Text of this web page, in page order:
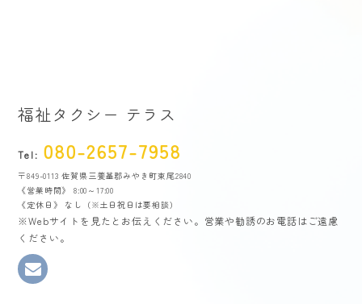
福祉タクシー テラス
Tel: 080-2657-7958
〒849-0113 佐賀県三養基郡みやき町東尾2840
《営業時間》 8:00～17:00
《定休日》 なし（※土日祝日は要相談）
※Webサイトを見たとお伝えください。営業や勧誘のお電話はご遠慮
ください。